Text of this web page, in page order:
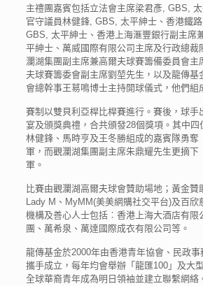
主禮團嘉賓包括立法會主席梁君彥, GBS,
官守議員林健鋒, GBS, 太平紳士、香港鐵
GBS, 太平紳士、香港上海滙豐銀行副主席
平紳士、萬威國際有限公司主席及行政總裁
瀾湖集團副主席兼高爾夫球賽籌備委員會主
夫球賽籌委會副主席劉堃先生，以及龍傳基
會總幹事王䓪鳴博士主持開球儀式，他們組
賽制以雙貝利亞桿比桿賽進行。賽後，球手
宴及頒獎典禮，合共頒發28個獎項。其中四
林健鋒、馬時亨及王冬勝組成的嘉賓隊勇奪
軍，而觀瀾湖集團副主席朱鼎耀先生更摘下
軍。
比賽由觀瀾湖高爾夫球會贊助場地；黃金贊
Lady M、MyMM(美美網購社交平台)及百欣
機構及善心人士包括︰香港上海大酒店有限
團、萬希泉、萬達國際成衣有限公司等。
龍傳基金於2000年由香港青年協會、民政
攜手成立，每年均會舉辦「龍匯100」及大
全球華裔青年成為明日領袖並建立聯繫網絡